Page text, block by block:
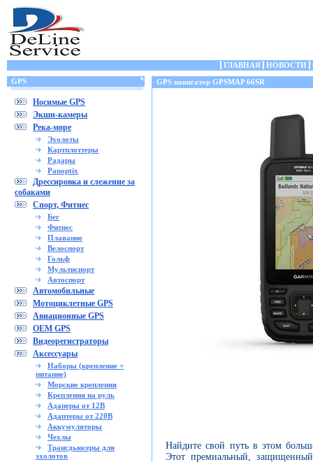
ГЛАВНАЯ НОВОСТИ
GPS
Носимые GPS
Экшн-камеры
Река-море
Эхолоты
Картплоттеры
Радары
Panoptix
Дрессировка и слежение за
собаками
Спорт, Фитнес
Бег
Фитнес
Плавание
Велоспорт
Гольф
Мультиспорт
Автоспорт
Автомобильные
Мотоциклетные GPS
Авиационные GPS
OEM GPS
Видеорегистраторы
Аксессуары
Наборы (крепление +
питание)
Морские крепления
Крепления на руль
Адаперы от 12В
Адаптеры от 220В
Аккумуляторы
Чехлы
Трансдьюсеры для
эхолотов
GPS навигатор GPSMAP 66SR
Найдите свой путь в этом
Этот премиальный,